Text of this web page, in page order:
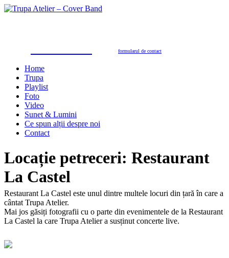
formularul de contact
Home
Trupa
Playlist
Foto
Video
Sunet & Lumini
Ce spun alții despre noi
Contact
Locație petreceri: Restaurant
La Castel
Restaurant La Castel este unul dintre multele locuri din țară în care a
cântat Trupa Atelier.
Mai jos găsiți fotografii cu o parte din evenimentele de la Restaurant
La Castel la care Trupa Atelier a susținut concerte live.